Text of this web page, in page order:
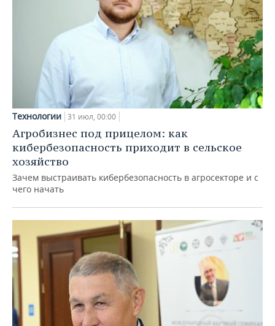
Технологии 31 июл, 00:00
Агробизнес под прицелом: как
кибербезопасность приходит в сельское
хозяйство
Зачем выстраивать кибербезопасность в агросекторе и с
чего начать